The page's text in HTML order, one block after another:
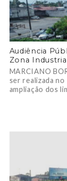
Audiência
Zona
MARCIANO
ser realizada
ampliação dos